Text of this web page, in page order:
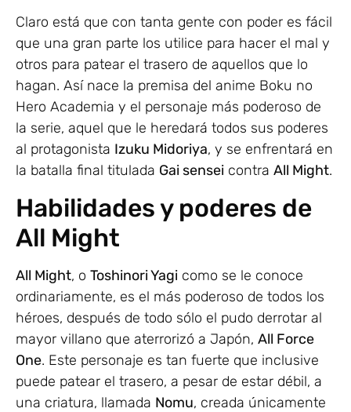
Claro está que con tanta gente con poder es fácil
que una gran parte los utilice para hacer el mal y
otros para patear el trasero de aquellos que lo
hagan. Así nace la premisa del anime Boku no
Hero Academia y el personaje más poderoso de
la serie, aquel que le heredará todos sus poderes
al protagonista Izuku Midoriya, y se enfrentará en
la batalla final titulada Gai sensei contra All Might.
Habilidades y poderes de
All Might
All Might, o Toshinori Yagi como se le conoce
ordinariamente, es el más poderoso de todos los
héroes, después de todo sólo el pudo derrotar al
mayor villano que aterrorizó a Japón, All Force
One. Este personaje es tan fuerte que inclusive
puede patear el trasero, a pesar de estar débil, a
una criatura, llamada Nomu, creada únicamente